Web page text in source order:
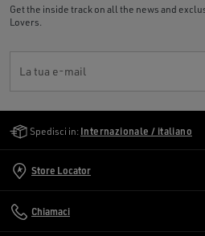
Get the inside track on all the news and
Lovers.
La tua e-mail
Spedisci in: Internazionale / italiano
Store Locator
Chiamaci